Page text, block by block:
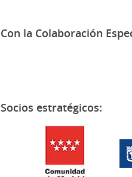
Con la Colaboración
Socios estratégicos: